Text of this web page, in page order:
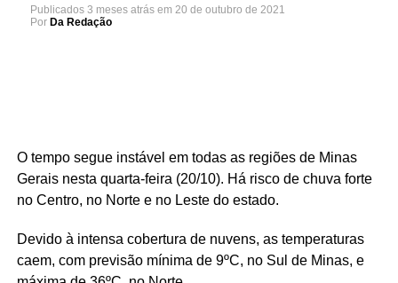
Publicados 3 meses atrás em 20 de outubro de 2021
Por Da Redação
O tempo segue instável em todas as regiões de Minas
Gerais nesta quarta-feira (20/10). Há risco de chuva forte
no Centro, no Norte e no Leste do estado.
Devido à intensa cobertura de nuvens, as temperaturas
caem, com previsão mínima de 9ºC, no Sul de Minas, e